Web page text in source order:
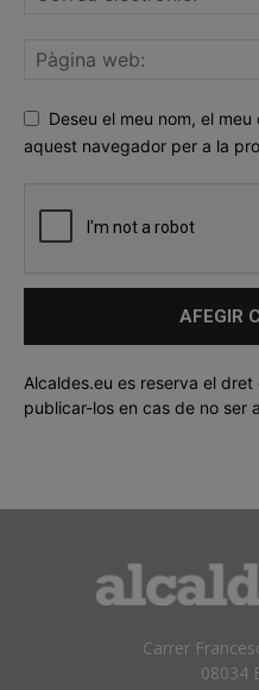
Deseu el meu nom, el
aquest navegador per a la
Alcaldes.eu es reserva el
publicar-los en cas de no ser
Carrer
08034